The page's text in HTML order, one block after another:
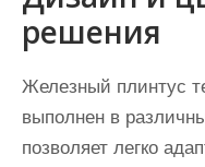
решения
Железный плинтус
выполнен в
позволяет легко